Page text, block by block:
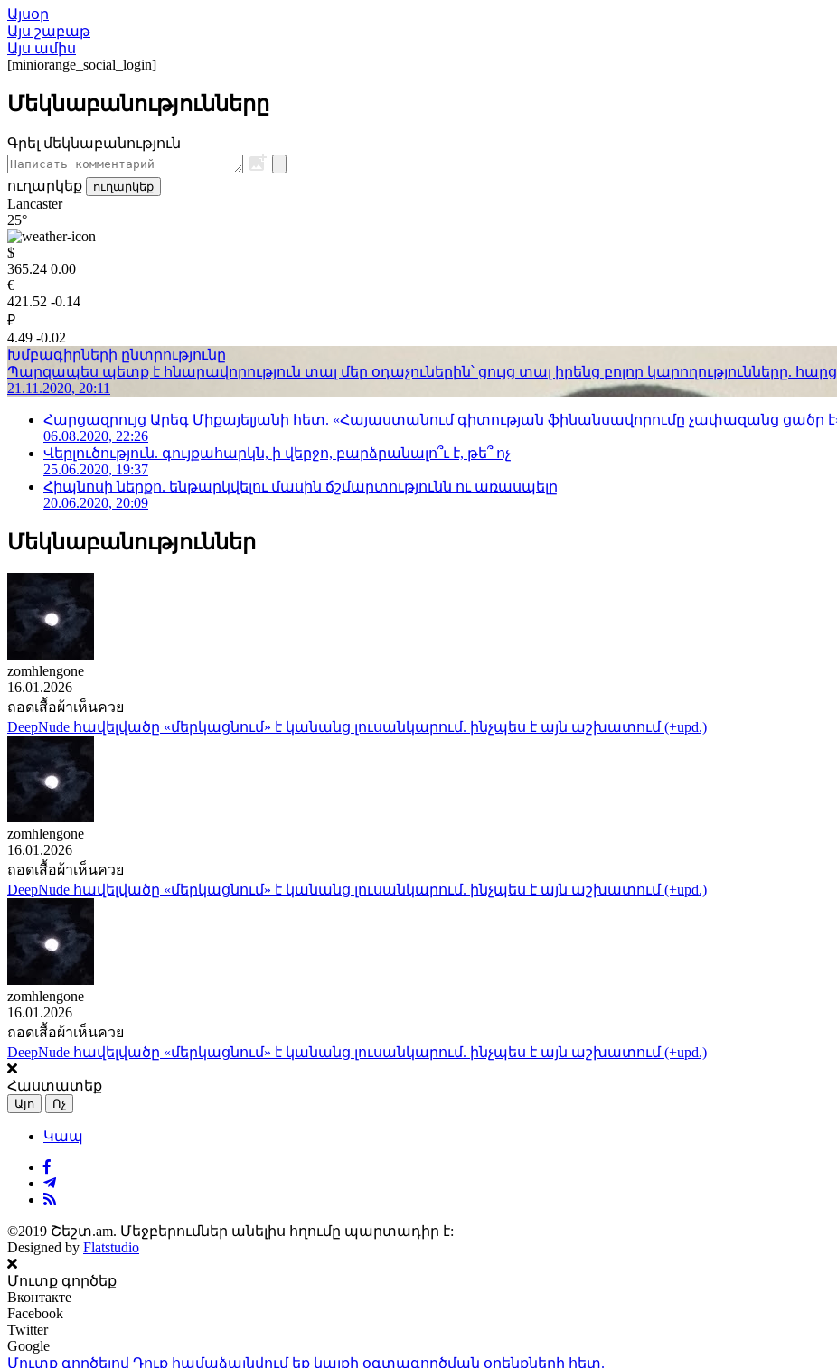
Այսօր
Այս շաբաթ
Այս ամիս
[miniorange_social_login]
Մեկնաբանությունները
Գրել մեկնաբանություն
ուղարկեք ուղարկեք
Lancaster
25°
$
365.24 0.00
€
421.52 -0.14
₽
4.49 -0.02
Խմբագիրների ընտրությունը
Պարզապես պետք է հնարավորություն տալ մեր օդաչուներին՝ ցույց տալ իրենց բոլոր կարողությունները.
21.11.2020, 20:11
Հարցազրույց Արեգ Միքայելյանի հետ. «Հայաստանում գիտության ֆինանսավորումը չափազանց ցածր
06.08.2020, 22:26
Վերլուծություն. գույքահարկն, ի վերջո, բարձրանալո՞ւ է, թե՞ ոչ
25.06.2020, 19:37
Հիպնոսի ներքո. ենթարկվելու մասին ճշմարտությունն ու առասպելը
20.06.2020, 20:09
Մեկնաբանություններ
zomhlengone
16.01.2026
ถอดเสื้อผ้าเห็นควย
DeepNude հավելվածը «մերկացնում» է կանանց լուսանկարում. ինչպես է այն աշխատում (+upd.)
zomhlengone
16.01.2026
ถอดเสื้อผ้าเห็นควย
DeepNude հավելվածը «մերկացնում» է կանանց լուսանկարում. ինչպես է այն աշխատում (+upd.)
zomhlengone
16.01.2026
ถอดเสื้อผ้าเห็นควย
DeepNude հավելվածը «մերկացնում» է կանանց լուսանկարում. ինչպես է այն աշխատում (+upd.)
Հաստատեք
Այո Ոչ
Կապ
©2019 Շեշտ.am. Մեջբերումներ անելիս հղումը պարտադիր է:
Designed by Flatstudio
Մուտք գործեք
Вконтакте
Facebook
Twitter
Google
Մուտք գործելով Դուք համաձայնվում եք կայքի օգտագործման օրենքների հետ.